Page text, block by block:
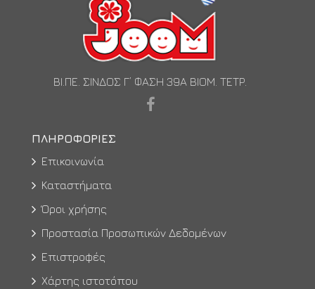
ΒΙ.ΠΕ. ΣΙΝΔΟΣ Γ’ ΦΑΣΗ 39Α ΒΙΟΜ. ΤΕΤΡ.
ΠΛΗΡΟΦΟΡΊΕΣ
Επικοινωνία
Καταστήματα
Όροι χρήσης
Προστασία Προσωπικών Δεδομένων
Επιστροφές
Χάρτης ιστοτόπου